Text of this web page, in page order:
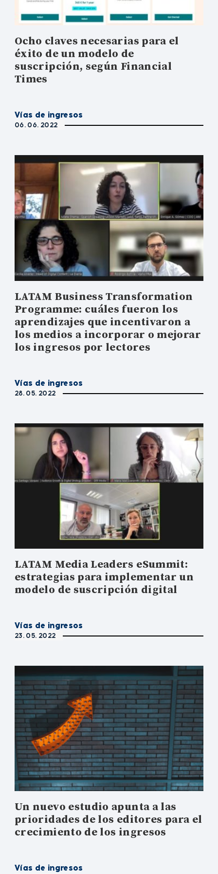
Ocho claves necesarias para el
éxito de un modelo de
suscripción, según Financial
Times
Vías de ingresos
06. 06. 2022
LATAM Business Transformation
Programme: cuáles fueron los
aprendizajes que incentivaron a
los medios a incorporar o mejorar
los ingresos por lectores
Vías de ingresos
28. 05. 2022
LATAM Media Leaders eSummit:
estrategias para implementar un
modelo de suscripción digital
Vías de ingresos
23. 05. 2022
Un nuevo estudio apunta a las
prioridades de los editores para el
crecimiento de los ingresos
Vías de ingresos